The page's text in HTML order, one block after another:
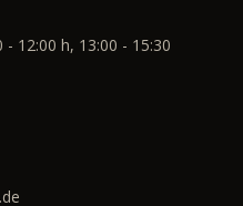
12:00 h, 13:00 - 15:30